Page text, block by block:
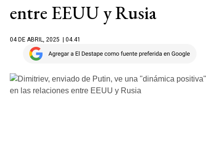
entre EEUU y Rusia
04 DE ABRIL, 2025 | 04.41